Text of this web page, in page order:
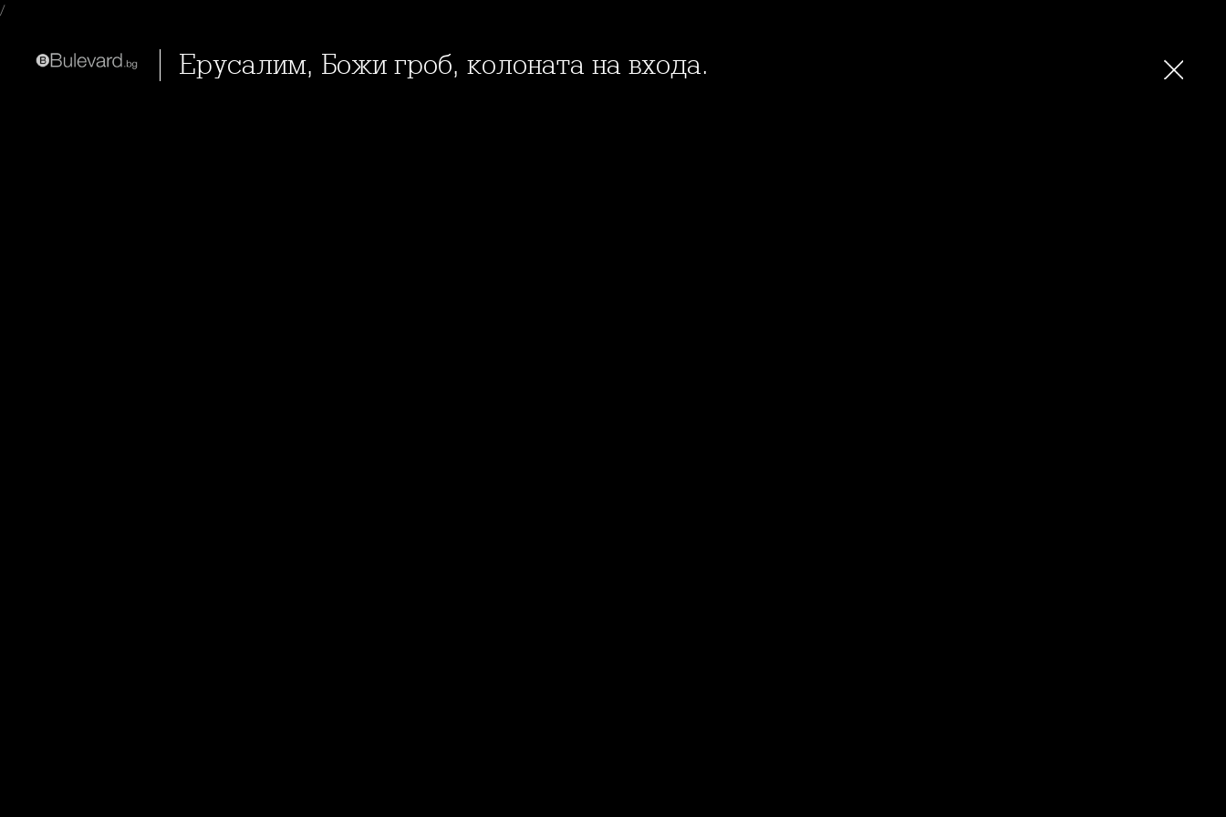
/
Ерусалим, Божи гроб, колоната на входа.